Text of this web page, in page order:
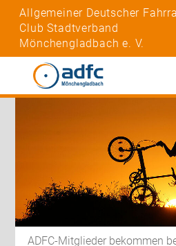
Allgemeiner Deutscher
Club Stadtverband
Mönchengladbach e. V.
ADFC-Mitglieder bekommen